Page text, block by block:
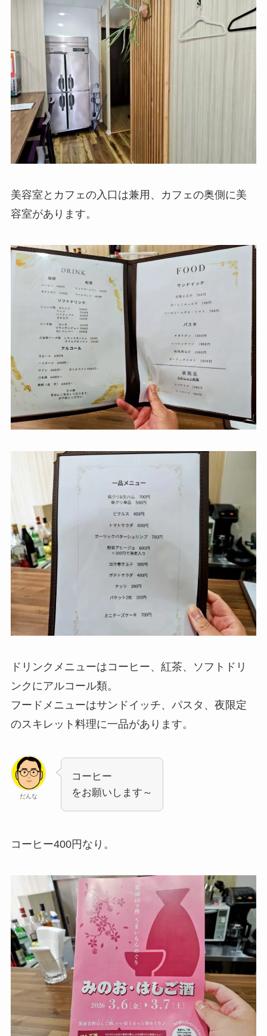
美容室とカフェの入口は兼用、カフェの奥側に美
容室があります。
ドリンクメニューはコーヒー、紅茶、ソフトドリ
ンクにアルコール類。
フードメニューはサンドイッチ、パスタ、夜限定
のスキレット料理に一品があります。
だんな
コーヒー
をお願いします～
コーヒー400円なり。